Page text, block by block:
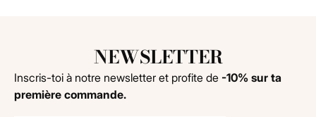
NEWSLETTER
Inscris-toi à notre newsletter et profite de -10% sur ta
première commande.